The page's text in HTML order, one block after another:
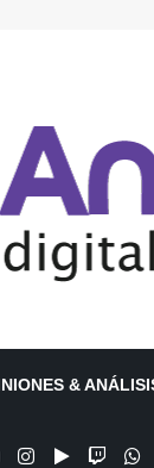
&
YouTubeInstagram
Google